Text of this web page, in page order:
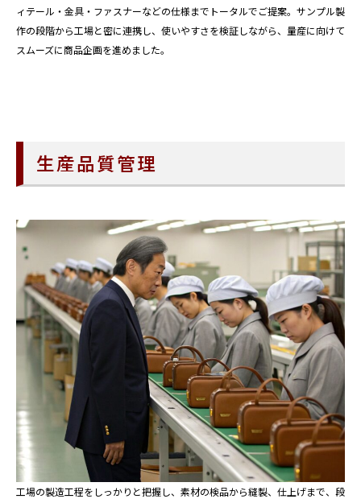
ィテール・金具・ファスナーなどの仕様までトータルでご提案。サンプル製
作の段階から工場と密に連携し、使いやすさを検証しながら、量産に向けて
スムーズに商品企画を進めました。
生産品質管理
工場の製造工程をしっかりと把握し、素材の検品から縫製、仕上げまで、段